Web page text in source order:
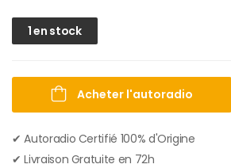
1 en stock
Acheter l'autoradio
✔ Autoradio Certifié 100% d'Origine
✔︎ Livraison Gratuite en 72h